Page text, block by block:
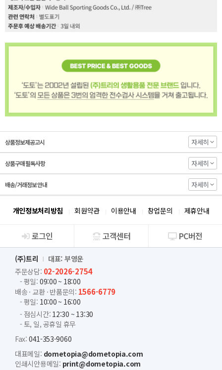
상품정보제공고시 자세히
상품구매 필독사항 자세히
배송/거래정보 안내 자세히
개인정보처리방침 회원약관 이용안내 창업문의 제휴안내
회사소개
로그인 고객센터 PC버전
(주)트리
대표: 부영운
주문상담: 02-2026-2754
- 평일: 09:00 ~ 18:00
배송 · 교환 · 반품문의: 1566-6779
- 평일: 10:00 ~ 16:00
- 점심시간: 12:30 ~ 13:30
- 토, 일, 공휴일 휴무
Fax: 041-353-9060
대표메일: dometopia@dometopia.com
인쇄시안용메일: print@dometopia.com